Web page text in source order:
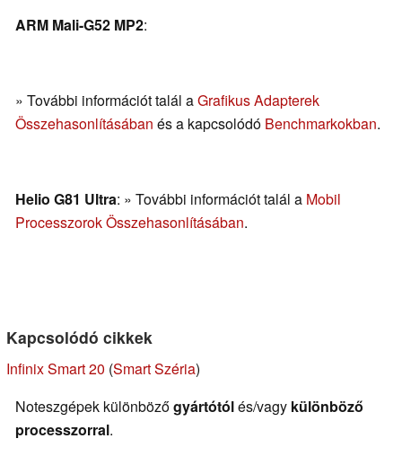
ARM Mali-G52 MP2:
» További információt talál aGrafikus Adapterek
Összehasonlításában és a kapcsolódó Benchmarkokban.
Helio G81 Ultra: » További információt talál a Mobil
Processzorok Összehasonlításában.
Kapcsolódó cikkek
Infinix Smart 20 (Smart Széria)
Noteszgépek különbözőgyártótólés/vagy különböző
processzorral.